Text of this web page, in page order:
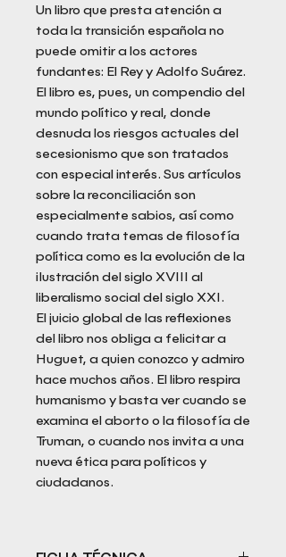
Un libro que presta atención a
toda la transición española no
puede omitir a los actores
fundantes: El Rey y Adolfo Suárez.
El libro es, pues, un compendio del
mundo político y real, donde
desnuda los riesgos actuales del
secesionismo que son tratados
con especial interés. Sus artículos
sobre la reconciliación son
especialmente sabios, así como
cuando trata temas de filosofía
política como es la evolución de la
ilustración del siglo XVIII al
liberalismo social del siglo XXI.
El juicio global de las reflexiones
del libro nos obliga a felicitar a
Huguet, a quien conozco y admiro
hace muchos años. El libro respira
humanismo y basta ver cuando se
examina el aborto o la filosofía de
Truman, o cuando nos invita a una
nueva ética para políticos y
ciudadanos.